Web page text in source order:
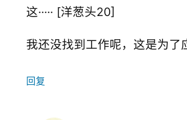
这····· [洋葱头20]
我还没找到工作呢，这是为了
回复